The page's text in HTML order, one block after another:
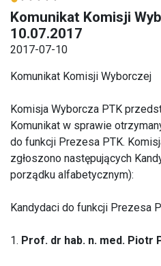
Komunikat Komisji
10.07.2017
2017-07-10
Komunikat Komisji Wyborczej
Komisja Wyborcza PTK
Komunikat w sprawie
do funkcji Prezesa PTK.
zgłoszono następujących
porządku alfabetycznym):
Kandydaci do funkcji Prezesa
1. Prof. dr hab. n. med. Piotr